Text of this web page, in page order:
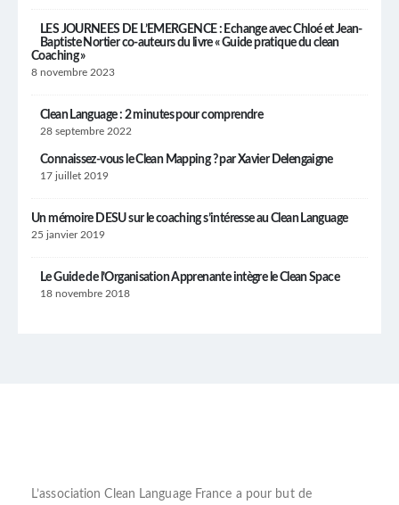
LES JOURNEES DE L’EMERGENCE : Echange avec Chloé et Jean-
Baptiste Nortier co-auteurs du livre « Guide pratique du clean
Coaching »
8 novembre 2023
Clean Language : 2 minutes pour comprendre
28 septembre 2022
Connaissez-vous le Clean Mapping ? par Xavier Delengaigne
17 juillet 2019
Un mémoire DESU sur le coaching s’intéresse au Clean Language
25 janvier 2019
Le Guide de l’Organisation Apprenante intègre le Clean Space
18 novembre 2018
L’association Clean Language France a pour but de